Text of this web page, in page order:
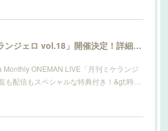
8/20(木)「月刊ミケランジェロ vol.18」開催決定！詳細はこちら！
ONEMAN LIVE「月刊ミケランジ
も配信もスペシャルな特典付き！&gt;時…